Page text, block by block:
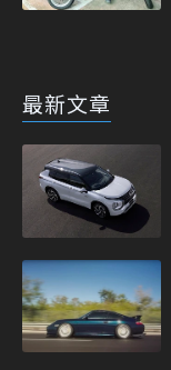
最新文章